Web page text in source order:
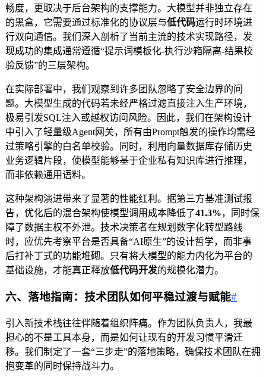
畅度，更取决于后台架构的支撑能力。大模型并非独立存在
的黑盒，它需要通过标准化的协议层与低代码运行时环境进
行双向通信。我们深入剖析了当前主流的技术实现路径，发
现成功的集成通常遵循“提示词模板化-执行沙箱隔离-结果校
验反馈”的三层架构。
在实际部署中，我们观察到许多团队忽略了安全边界的问
题。大模型生成的代码若未经严格过滤直接注入生产环境，
极易引发SQL注入或越权访问风险。因此，我们在架构设计
中引入了轻量级Agent网关，所有由Prompt触发的操作均需经
过策略引擎的白名单校验。同时，利用向量数据库存储历史
业务逻辑片段，使模型能够基于企业私有知识库进行推理，
而非依赖通用语料。
这种架构演进带来了显著的性能红利。据第三方基准测试报
告，优化后的混合架构使模型调用成本降低了41.3%，同时保
障了数据主权不外泄。技术决策者在规划数字化转型路线
时，应优先考察平台是否具备“AI原生”的设计哲学，而非事
后打补丁式的功能堆砌。只有将大模型的能力内化为平台的
基础设施，才能真正释放低代码开发的规模化潜力。
六、落地指南：技术团队如何平稳过渡与赋能#
引入新技术栈往往伴随着组织阵痛。作为团队负责人，我最
担心的不是工具本身，而是如何让现有的开发习惯平滑迁
移。我们制定了一套“三步走”的落地策略，确保技术团队在拥
抱变革的同时保持战斗力。